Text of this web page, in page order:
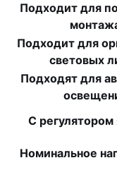
Подходит для
Подходит для
световых
Подходят для
С регулятором
Номинальное